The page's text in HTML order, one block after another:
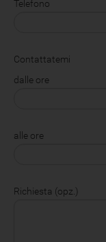
Telefono
Contattatemi
dalle ore
alle ore
Richiesta (opz.)